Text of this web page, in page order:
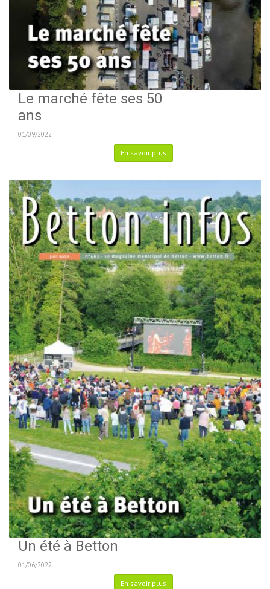
Le marché fête ses 50
ans
01/09/2022
En savoir plus
Un été à Betton
01/06/2022
En savoir plus